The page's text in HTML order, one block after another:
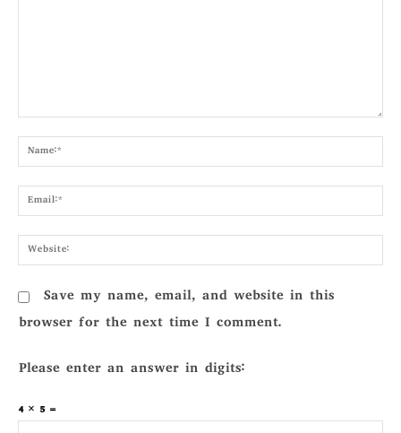
Save my name, email, and website in this
browser for the next time I comment.
Please enter an answer in digits:
4 × 5 =